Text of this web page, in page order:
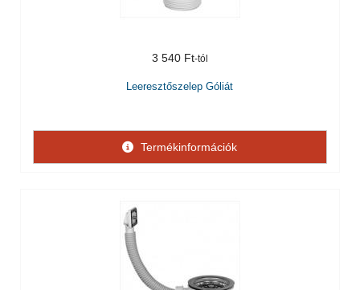
3 540 Ft
Leeresztőszelep Góliát
Termékinformációk